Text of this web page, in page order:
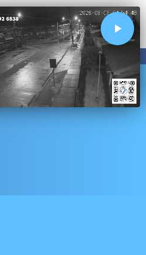
TENDENCIAS